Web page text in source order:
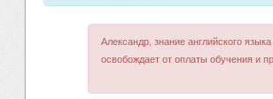
Александр, знание английского
освобождает от оплаты обучения и